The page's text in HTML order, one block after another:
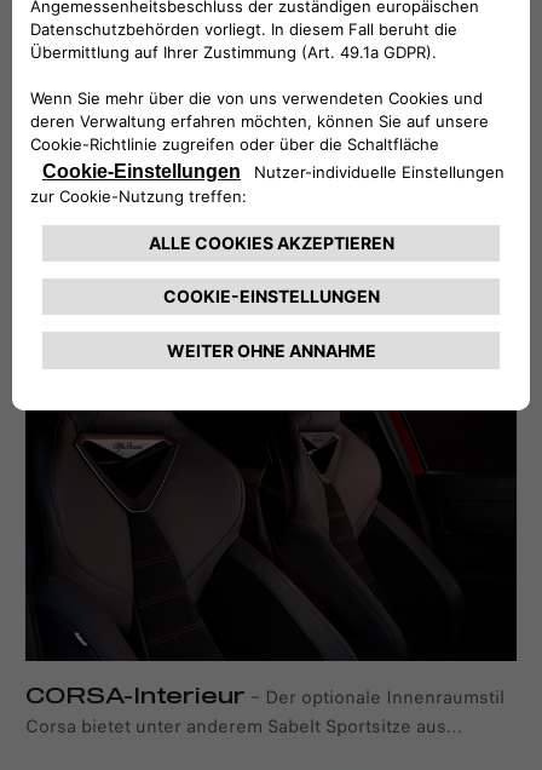
SPIGA-Interieur–Die Sitze des Innenraumstils
Spiga zeichnen sich durch einen auffälligen schwarz-
roten Stoff aus, der in Mailand sorgfältig verarbeitet wird
und einen ikonischen Scudetto-Effekt aufweist. Der
Fahrersitz ist 6-fach elektrisch verstellbar und verfügt
über eine Massagefunktion für zusätzlichen Komfort.
Serie ab Junior Elettrica Speciale, optional für Junior
Elettrica und Junior Elettrica Veloce.
CORSA-Interieur – Der optionale Innenraumstil
Corsa bietet unter anderem Sabelt Sportsitze aus